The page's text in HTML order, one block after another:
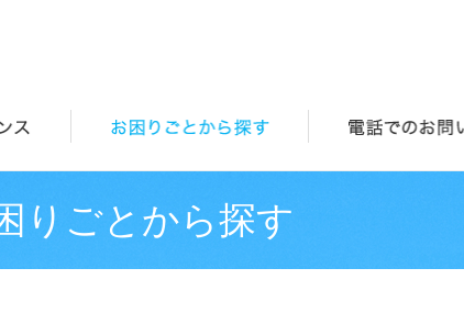
りごとから探す